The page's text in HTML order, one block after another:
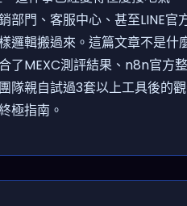
部門、客服中心、甚至LINE官
邏輯搬過來。這篇文章不是什
了MEXC測評結果、n8n官方
隊親自試過3套以上工具後的
極指南。